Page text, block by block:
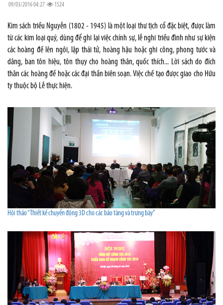
09/03/2016 04:27 1524
Kim sách triều Nguyễn (1802 - 1945) là một loại thư tịch cổ đặc biệt, được làm
từ các kim loại quý, dùng để ghi lại việc chính sự, lễ nghi triều đình như sự kiện
các hoàng đế lên ngôi, lập thái tử, hoàng hậu hoặc ghi công, phong tước và
dâng, ban tôn hiệu, tôn thụy cho hoàng thân, quốc thích... Lời sách do đích
thân các hoàng đế hoặc các đại thần biên soạn. Việc chế tạo được giao cho Hữu
ty thuộc bộ Lễ thực hiện.
Hội thảo “Thiết kế chuyển động 3D cho các bảo tàng và trưng bày”